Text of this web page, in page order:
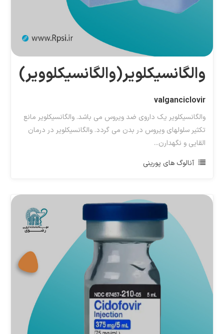
والگانسیکلویر(والگانسیکلوویر)
valganciclovir
والگانسیکلویر یک داروی ضد ویروس می باشد. والگانسیکلویر مانع
تکثیر سلولهای ویروس در بدن می گردد. والگانسیکلویر در درمان
القایی و نگهدارن...
آنالوگ های پورینی